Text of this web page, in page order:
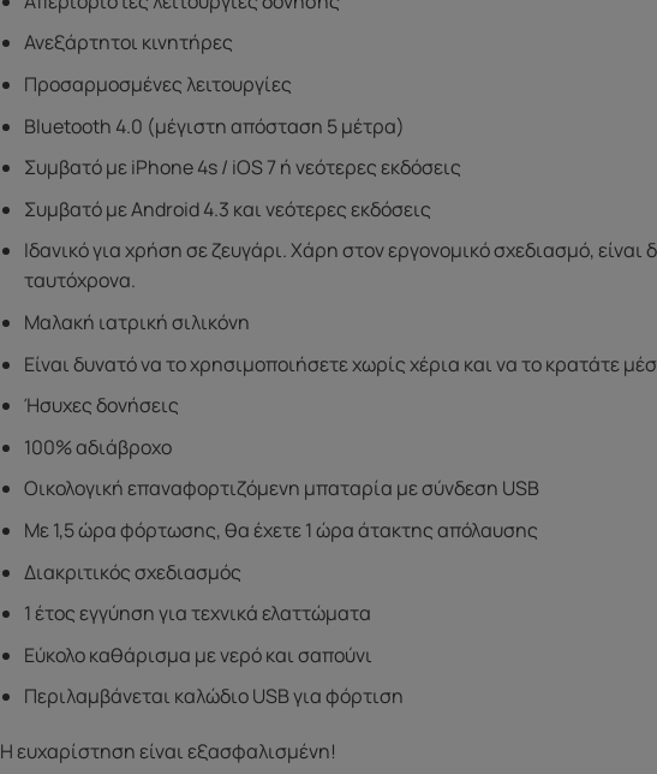
Ανεξάρτητοι κινητήρες
Προσαρμοσμένες λειτουργίες
Bluetooth 4.0 (μέγιστη απόσταση 5 μέτρα)
Συμβατό με iPhone 4s / iOS 7 ή νεότερες εκδόσεις
Συμβατό με Android 4.3 και νεότερες εκδόσεις
Ιδανικό για χρήση σε ζευγάρι. Χάρη στον εργονομικό σχεδιασμό, είναι
ταυτόχρονα.
Μαλακή ιατρική σιλικόνη
Είναι δυνατό να το χρησιμοποιήσετε χωρίς χέρια και να το κρατάτε
Ήσυχες δονήσεις
100% αδιάβροχο
Οικολογική επαναφορτιζόμενη μπαταρία με σύνδεση USB
Με 1,5 ώρα φόρτωσης, θα έχετε 1 ώρα άτακτης απόλαυσης
Διακριτικός σχεδιασμός
1 έτος εγγύηση για τεχνικά ελαττώματα
Εύκολο καθάρισμα με νερό και σαπούνι
Περιλαμβάνεται καλώδιο USB για φόρτιση
Η ευχαρίστηση είναι εξασφαλισμένη!